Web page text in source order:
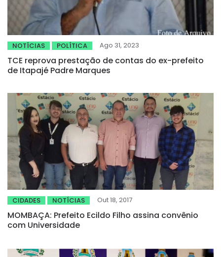
NOTÍCIAS POLÍTICA Ago 31, 2023
TCE reprova prestação de contas do ex-prefeito
de Itapajé Padre Marques
CIDADES NOTÍCIAS Out 18, 2017
MOMBAÇA: Prefeito Ecildo Filho assina convênio
com Universidade